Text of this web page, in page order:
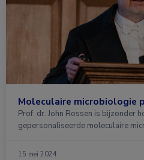
Moleculaire microbiologie
Prof. dr. John Rossen is bijzonder
gepersonaliseerde moleculaire
15 mei 2024